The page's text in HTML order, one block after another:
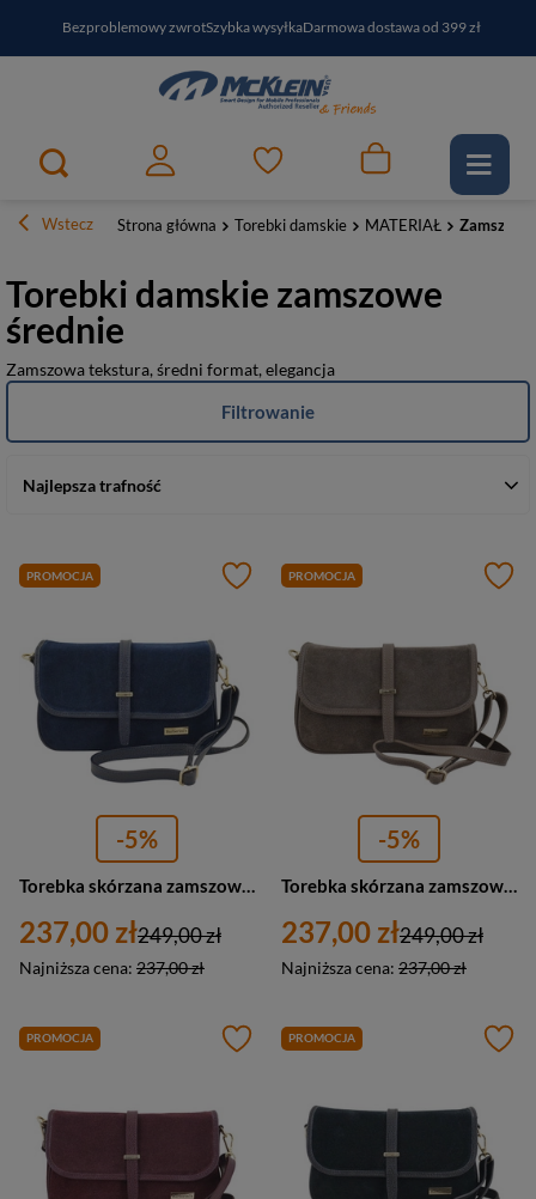
Bezproblemowy zwrotSzybka wysyłkaDarmowa dostawa od 399 zł
PayPo - kup i zapłać za30 dniZapisz się do newslettera i odbierz RABAT
Wstecz Strona główna Torebki damskie MATERIAŁ Zamszowe
Torebki damskie zamszowe
średnie
Zamszowa tekstura, średni format, elegancja
Najlepsza trafność
Filtrowanie
PROMOCJA
-5%
Torebka skórzana zamszowa damska Barberini's 997-4 listonoszka średnia granatowa
237,00 zł
Najniższa cena: 237,00 zł
249,00 zł
PROMOCJA
-5%
Torebka skórzana zamszowa damska Barberini's 997-9 listonoszka średnia ciemnobeżowa
237,00 zł
Najniższa cena: 237,00 zł
249,00 zł
PROMOCJA PROMOCJA